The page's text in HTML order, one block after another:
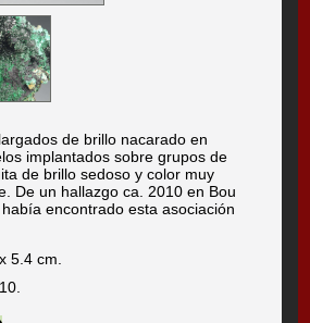
de brillo nacarado en
implantados sobre grupos de
de brillo sedoso y color muy
De un hallazgo ca. 2010 en Bou
encontrado esta asociación
5.4 cm.